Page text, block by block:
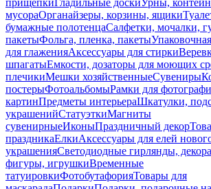
прищепкиГладильные доскиУрны,
мусораОрганайзеры, корзины, ящики
бумажные полотенцаСалфетки, мочалки,
пакетыФольга, пленка, пакеты
для глаженияАксессуары для стирки
шпагатыЕмкости, дозаторы для моющих
плечикиМешки хозяйственныеСувениры
постерыФотоальбомыРамки для
картинПредметы интерьераШкатулки,
украшенийСтатуэткиМагниты
сувенирныеИконыПраздничный декор
праздникаЕлкиАксессуары для елей
украшенияСветодиодные гирлянды,
фигуры, игрушкиВременные
татуировкиФотобутафорияТовары для